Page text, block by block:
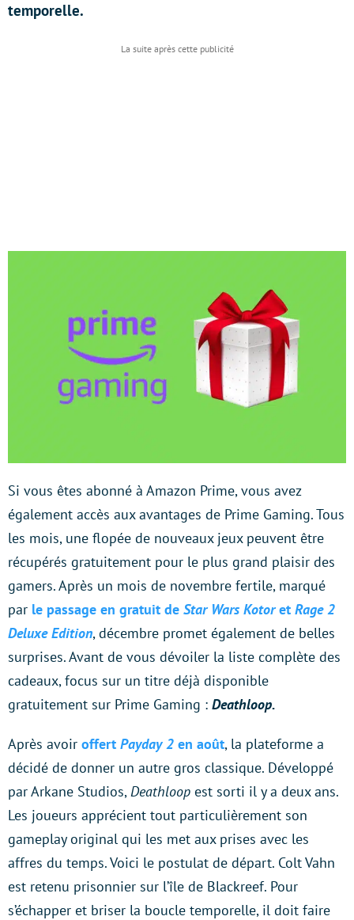
temporelle.
Si vous êtes abonné à Amazon Prime, vous avez
également accès aux avantages de Prime Gaming. Tous
les mois, une flopée de nouveaux jeux peuvent être
récupérés gratuitement pour le plus grand plaisir des
gamers. Après un mois de novembre fertile, marqué
par le passage en gratuit de Star Wars Kotoret Rage 2
Deluxe Edition, décembre promet également de belles
surprises. Avant de vous dévoiler la liste complète des
cadeaux, focus sur un titre déjà disponible
gratuitement sur Prime Gaming : Deathloop.
Après avoir offert Payday 2 en août, la plateforme a
décidé de donner un autre gros classique. Développé
par Arkane Studios, Deathloop est sorti il y a deux ans.
Les joueurs apprécient tout particulièrement son
gameplay original qui les met aux prises avec les
affres du temps. Voici le postulat de départ. Colt Vahn
est retenu prisonnier sur l’île de Blackreef. Pour
s’échapper et briser la boucle temporelle, il doit faire